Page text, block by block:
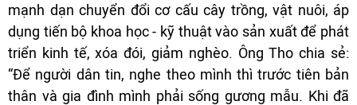
mạnh dạn chuyển đổi cơ cấu cây trồng, vật nuôi, áp
dụng tiến bộ khoa học - kỹ thuật vào sản xuất để phát
triển kinh tế, xóa đói, giảm nghèo. Ông Tho chia sẻ:
“Để người dân tin, nghe theo mình thì trước tiên bản
thân và gia đình mình phải sống gương mẫu. Khi đã